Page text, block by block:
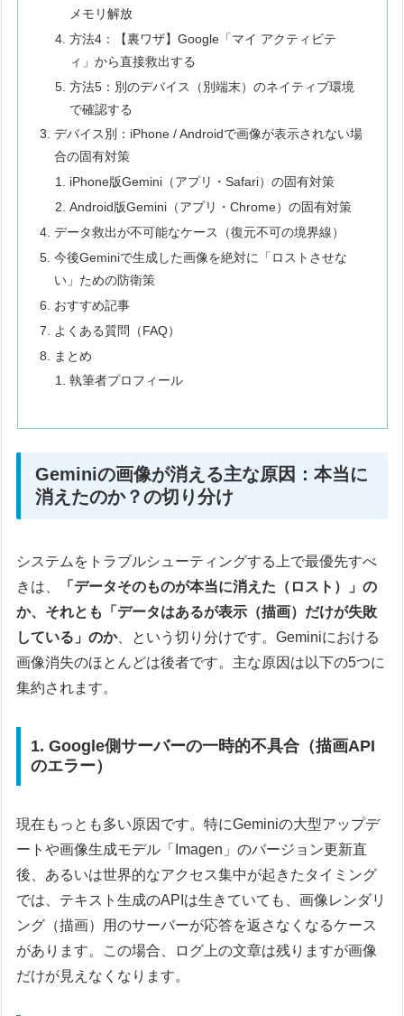
メモリ解放
方法4：【裏ワザ】Google「マイ アクティビテ
ィ」から直接救出する
方法5：別のデバイス（別端末）のネイティブ環境
で確認する
デバイス別：iPhone / Androidで画像が表示されない場
合の固有対策
iPhone版Gemini（アプリ・Safari）の固有対策
Android版Gemini（アプリ・Chrome）の固有対策
データ救出が不可能なケース（復元不可の境界線）
今後Geminiで生成した画像を絶対に「ロストさせな
い」ための防衛策
おすすめ記事
よくある質問（FAQ）
まとめ
執筆者プロフィール
Geminiの画像が消える主な原因：本当に
消えたのか？の切り分け
システムをトラブルシューティングする上で最優先すべ
きは、
「データそのものが本当に消えた（ロスト）」の
か、それとも「データはあるが表示（描画）だけが失敗
している」のか、という切り分けです。Geminiにおける
画像消失のほとんどは後者です。主な原因は以下の5つに
集約されます。
1. Google側サーバーの一時的不具合（描画API
のエラー）
現在もっとも多い原因です。特にGeminiの大型アップデ
ートや画像生成モデル「Imagen」のバージョン更新直
後、あるいは世界的なアクセス集中が起きたタイミング
では、テキスト生成のAPIは生きていても、画像レンダリ
ング（描画）用のサーバーが応答を返さなくなるケース
があります。この場合、ログ上の文章は残りますが画像
だけが見えなくなります。